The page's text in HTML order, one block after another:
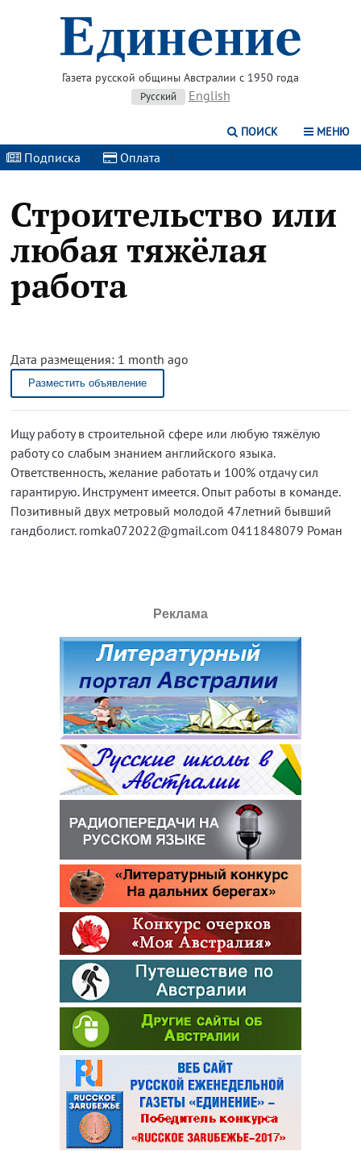
Газета русской общины Австралии с 1950 года
Русский English
ПОИСК МЕНЮ
Подписка | Оплата |
Строительство или
любая тяжёлая
работа
Дата размещения: 1 month ago
Разместить объявление
Ищу работу в строительной сфере или любую тяжёлую
работу со слабым знанием английского языка.
Ответственность, желание работать и 100% отдачу сил
гарантирую. Инструмент имеется. Опыт работы в команде.
Позитивный двух метровый молодой 47летний бывший
гандболист. romka072022@gmail.com 0411848079 Роман
Реклама